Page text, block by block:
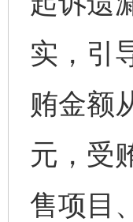
实，引
贿金额
元，受
售项目